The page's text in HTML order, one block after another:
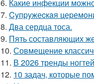
6. Какие инфекции
7. Cyпpyжеcкaя
8. Два сердца тоса.
9. Пять составляющих
10. Совмещение
11. В 2026 тренды
12. 10 задач, которые